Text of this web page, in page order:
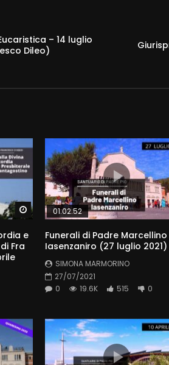
– 14 luglio
Dileo)
Watch Later
e
Fra
01:02:52
Funerali di Padre Marcellino
Iasenzaniro (27 luglio 2021)
SIMONA MARMORINO
27/07/2021
0
19.6K 515 0